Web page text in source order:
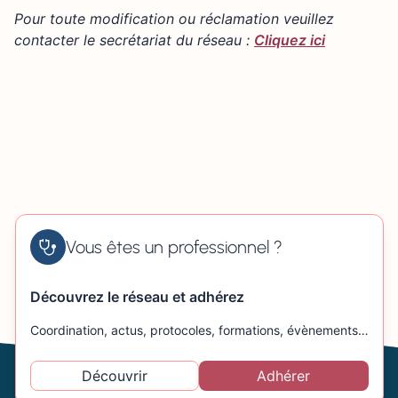
Pour toute modification ou réclamation veuillez
contacter le secrétariat du réseau : Cliquez ici
Vous êtes un professionnel ?
Découvrez le réseau et adhérez
Coordination, actus, protocoles, formations, évènements…
Découvrir Adhérer